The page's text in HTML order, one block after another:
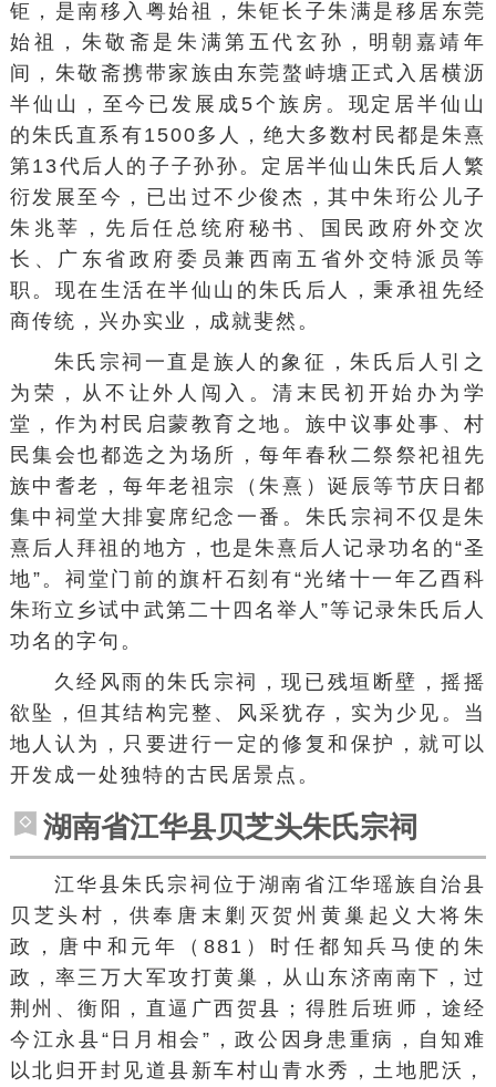
钜，是南移入粤始祖，朱钜长子朱满是移居东莞
始祖，朱敬斋是朱满第五代玄孙，明朝嘉靖年
间，朱敬斋携带家族由东莞螯峙塘正式入居横沥
半仙山，至今已发展成5个族房。现定居半仙山
的朱氏直系有1500多人，绝大多数村民都是朱熹
第13代后人的子子孙孙。定居半仙山朱氏后人繁
衍发展至今，已出过不少俊杰，其中朱珩公儿子
朱兆莘 ，先后任总统府秘书、国民政府外交次
长、广东省政府委员兼西南五省外交特派员等
职。现在生活在半仙山的朱氏后人，秉承祖先经
商传统，兴办实业，成就斐然。
朱氏宗祠一直是族人的象征，朱氏后人引之
为荣，从不让外人闯入。清末民初开始办为学
堂，作为村民启蒙教育之地。族中议事处事、村
民集会也都选之为场所，每年春秋二祭祭祀祖先
族中耆老，每年老祖宗（朱熹）诞辰等节庆日都
集中祠堂大排宴席纪念一番。朱氏宗祠不仅是朱
熹后人拜祖的地方，也是朱熹后人记录功名的“圣
地”。祠堂门前的旗杆石刻有“光绪十一年乙酉科
朱珩立乡试中武第二十四名举人”等记录朱氏后人
功名的字句。
久经风雨的朱氏宗祠，现已残垣断壁，摇摇
欲坠，但其结构完整、风采犹存，实为少见。当
地人认为，只要进行一定的修复和保护，就可以
开发成一处独特的古民居景点。
湖南省江华县贝芝头朱氏宗祠
江华县朱氏宗祠位于湖南省江华瑶族自治县
贝芝头 村，供奉唐末剿灭贺州黄巢起义大将朱
政，唐中和元年（881）时任都知兵马使的朱
政，率三万大军攻打黄巢，从山东济南南下，过
荆州、衡阳，直逼广西贺县；得胜后班师，途经
今江永县“日月相会”，政公因身患重病，自知难
以北归开封见道县新车村山青水秀，土地肥沃，